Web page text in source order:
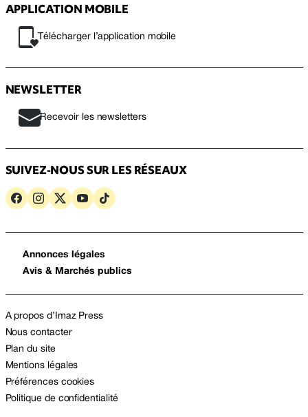
APPLICATION MOBILE
Télécharger l’application mobile
NEWSLETTER
Recevoir les newsletters
SUIVEZ-NOUS SUR LES RÉSEAUX
Annonces légales
Avis & Marchés publics
A propos d’Imaz Press
Nous contacter
Plan du site
Mentions légales
Préférences cookies
Politique de confidentialité